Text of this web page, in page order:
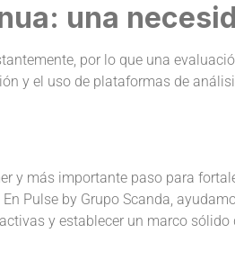
una
por lo que una
y el uso de plataformas de
y más importante paso para
Pulse by Grupo Scanda,
y establecer un marco